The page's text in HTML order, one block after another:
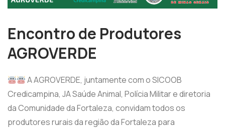
Encontro de Produtores
AGROVERDE
A AGROVERDE, juntamente com o SICOOB
Credicampina, JA Saúde Animal, Polícia Militar e diretoria
da Comunidade da Fortaleza, convidam todos os
produtores rurais da região da Fortaleza para